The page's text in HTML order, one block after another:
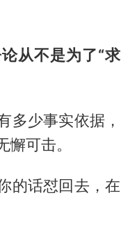
从不是为了“求
多少事实依据，
可击。
的话怼回去，在